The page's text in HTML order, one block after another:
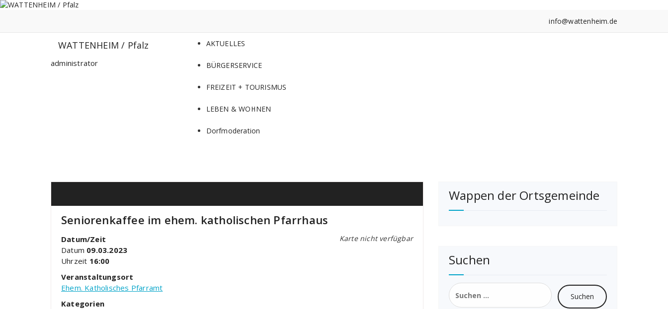
Zum
info@wattenheim.de
WATTENHEIM / Pfalz
administrator
AKTUELLES
BÜRGERSERVICE
FREIZEIT + TOURISMUS
LEBEN & WOHNEN
Dorfmoderation
Seniorenkaffee im ehem. katholischen Pfarrhaus
Karte nicht verfügbar
Datum/Zeit
Datum 09.03.2023
Uhrzeit 16:00
Veranstaltungsort
Ehem. Katholisches Pfarramt
Kategorien
Wappen der Ortsgemeinde
Suchen
Suchen
nach: